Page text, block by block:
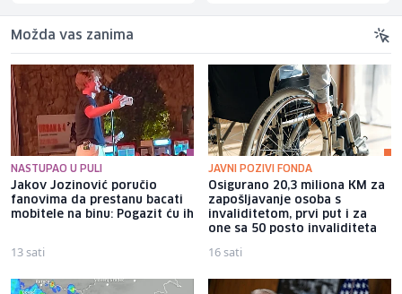
Možda vas zanima
NASTUPAO U PULI
Jakov Jozinović poručio
fanovima da prestanu bacati
mobitele na binu: Pogazit ću ih
13 sati
JAVNI POZIVI FONDA
Osigurano 20,3 miliona KM za
zapošljavanje osoba s
invaliditetom, prvi put i za
one sa 50 posto invaliditeta
16 sati